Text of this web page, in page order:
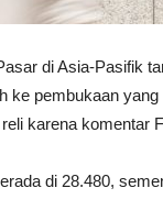
di Asia-Pasifik
ke pembukaan
karena komentar
di 28.480,